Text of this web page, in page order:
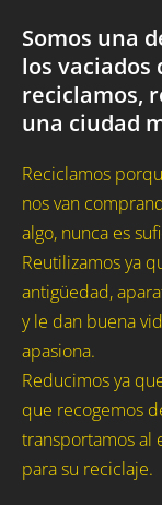
Somos una
los vaciados
reciclamos,
una ciudad
Reciclamos
nos van
algo, nunca es
Reutilizamos ya
antigüedad,
y le dan buena
apasiona.
Reducimos ya
que recogemos
transportamos al
para su reciclaje.